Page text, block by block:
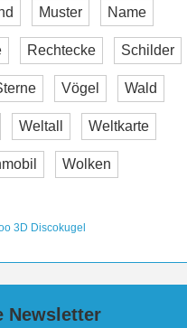
Muster Name
Rechtecke Schilder
Vögel Wald
Weltall Weltkarte
Wolken
3D Discokugel
Newsletter